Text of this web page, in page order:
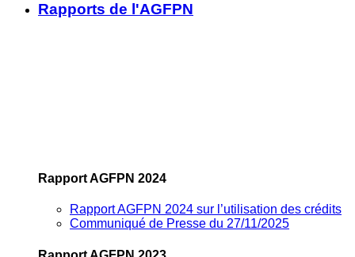
Rapports de l'AGFPN
Rapport AGFPN 2024
Rapport AGFPN 2024 sur l’utilisation des crédits
Communiqué de Presse du 27/11/2025